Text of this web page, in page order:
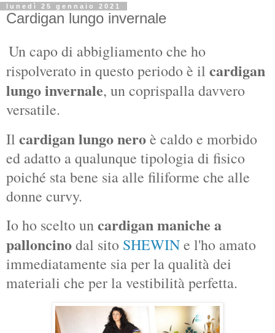
lunedì 25 gennaio 2021
Cardigan lungo invernale
Un capo di abbigliamento che ho
rispolverato in questo periodo è il cardigan
lungo invernale, un coprispalla davvero
versatile.
Il cardigan lungo neroè caldo e morbido
ed adatto a qualunque tipologia di fisico
poiché sta bene sia alle filiforme che alle
donne curvy.
Io ho scelto uncardigan maniche a
palloncinodal sito SHEWINe l'ho amato
immediatamente sia per la qualità dei
materiali che per la vestibilità perfetta.